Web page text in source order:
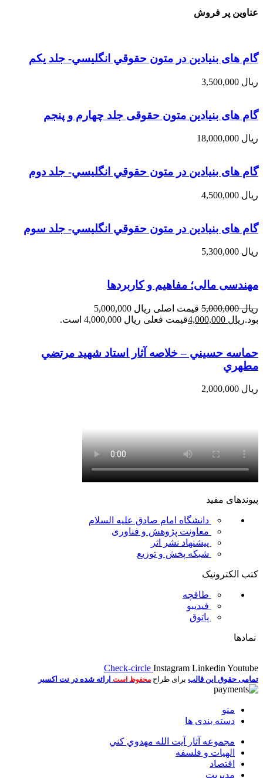
عناوین پر فروش
گام های بنیادین در متون حقوقي انگليسي- جلد يكم
ریال
گام های بنیادین متون حقوقی جلد چهارم و پنجم
ریال
گام های بنیادین در متون حقوقي انگليسي- جلد دوم
ریال
گام های بنیادین در متون حقوقي انگليسي- جلد سوم
ریال
مهندسی مالی؛ مفاهیم و کاربردها
ریال5,000,000
قیمت اصلی ریال 5,000,000
بود.ریال قیمت فعلی ریال 4,000,000 است.
حماسه حسيني – خلاصه آثار استاد شهيد مرتضي
مطهري
ریال
پیوندهای مفید
دانشگاه امام صادق علیه السلام
معاونت پژوهش و فناوری
پیشنهاد نشر اثر
شبکه پخش و توزیع
کتب الکترونیک
طاقچه
فیدیبو
پاتوق
نمادها
Check-circle Instagram Linkedin Youtube
تمامی حقوق این قالب برای طراح محفوظ است ارائه شده در نت اکسیر
منو
دسته بندی ها
مجموعه آثار آيت الله مهدوي كني
الهیات و فلسفه
اقتصاد
مديريت